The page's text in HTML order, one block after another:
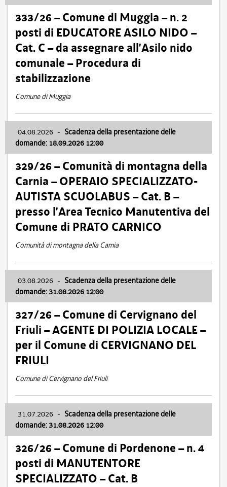
333/26 – Comune di Muggia – n. 2
posti di EDUCATORE ASILO NIDO –
Cat. C – da assegnare all’Asilo nido
comunale – Procedura di
stabilizzazione
Comune di Muggia
04.08.2026 - Scadenza della presentazione delle
domande: 18.09.2026 12:00
329/26 – Comunità di montagna della
Carnia – OPERAIO SPECIALIZZATO-
AUTISTA SCUOLABUS – Cat. B –
presso l’Area Tecnico Manutentiva del
Comune di PRATO CARNICO
Comunità di montagna della Carnia
03.08.2026 - Scadenza della presentazione delle
domande: 31.08.2026 12:00
327/26 – Comune di Cervignano del
Friuli – AGENTE DI POLIZIA LOCALE –
per il Comune di CERVIGNANO DEL
FRIULI
Comune di Cervignano del Friuli
31.07.2026 - Scadenza della presentazione delle
domande: 31.08.2026 12:00
326/26 – Comune di Pordenone – n. 4
posti di MANUTENTORE
SPECIALIZZATO – Cat. B